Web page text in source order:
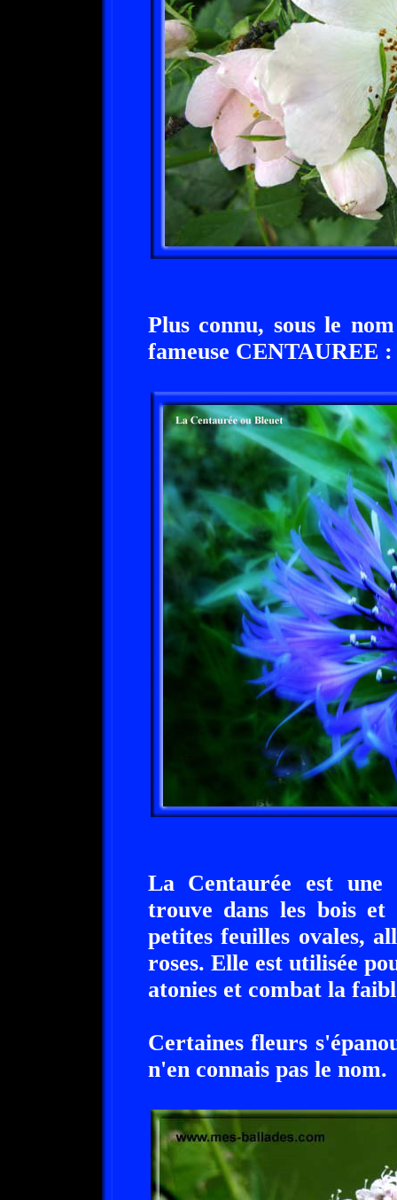
Plus connu, sous le
fameuse CENTAUREE :
La Centaurée est
trouve dans les bois
petites feuilles ovales,
roses. Elle est utilisée
atonies et combat la
Certaines fleurs
n'en connais pas le nom.